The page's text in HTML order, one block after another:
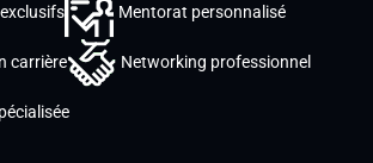
Mentorat personnalisé
carrière Networking professionnel